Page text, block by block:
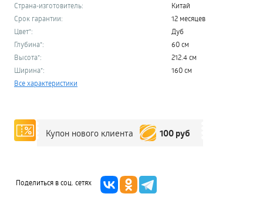
Страна-изготовитель:
Китай
Срок гарантии:
12 месяцев
Цвет*:
Дуб
Глубина*:
60 см
Высота*:
212.4 см
Ширина*:
160 см
Все характеристики
Купон нового клиента 100 руб
Поделиться в соц. сетях